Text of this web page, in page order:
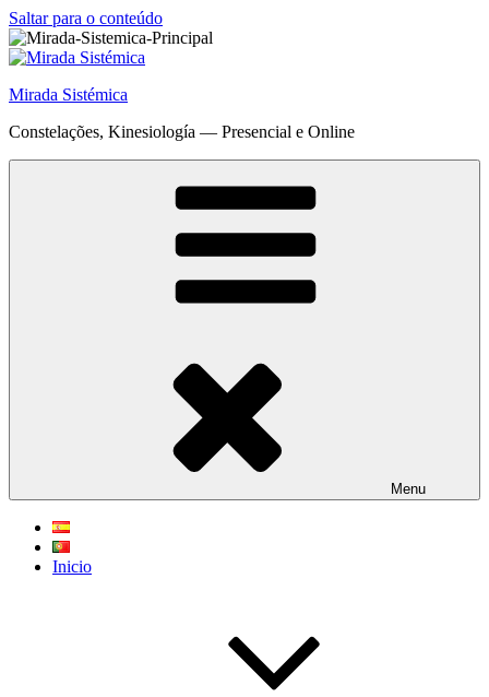
Saltar para o conteúdo
Mirada Sistémica
Constelações, Kinesiología — Presencial e Online
Menu
Inicio